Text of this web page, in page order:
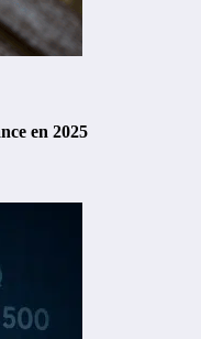
en 2025